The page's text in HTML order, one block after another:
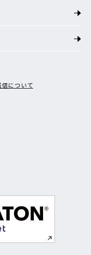
について